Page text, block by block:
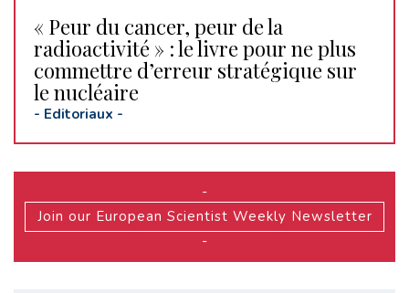
« Peur du cancer, peur de la
radioactivité » : le livre pour ne plus
commettre d’erreur stratégique sur
le nucléaire
- Editoriaux -
-
Join our European Scientist Weekly Newsletter
-